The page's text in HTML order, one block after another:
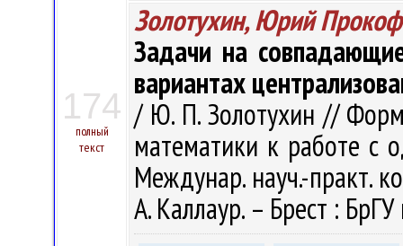
174
полный
текст
Золотухин, Юрий
Задачи на
вариантах
/ Ю. П. Золотухин //
математики к работе с
Междунар. науч.-практ.
А. Каллаур. – Брест :